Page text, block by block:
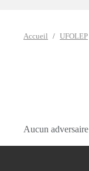
Accueil UFOLEP
Aucun adversaire